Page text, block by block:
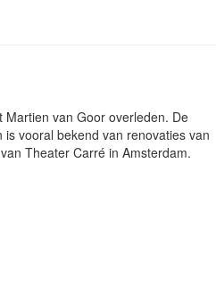
van Goor overleden. De
vooral bekend van renovaties van
Theater Carré in Amsterdam.